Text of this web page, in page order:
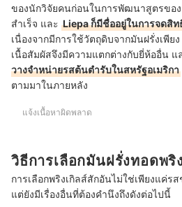
ของนักวิจัยคนก่อนในการพัฒนาสูตรขอ
สำเร็จ และ Liepa ก็มีชื่ออยู่ในการจดสิ
เนื่องจากมีการใช้วัตถุดิบจากมันฝรั่งเพีย
เนื้อสัมผัสจึงมีความแตกต่างกับยี่ห้ออื่น แ
วางจำหน่ายรสต้นตำรับในสหรัฐอเมริกา
ตามมาในภายหลัง
แจ้งเนื้อหาผิดพลาด
วิธีการเลือกมันฝรั่งทอดพริ
การเลือกพริงเกิลส์สักอันไม่ใช่เพียงแค่ร
แต่ยังมีเรื่องอื่นที่ต้องคำนึงถึงดังต่อไปนี้